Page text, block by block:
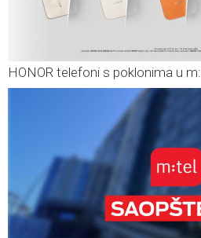
HONOR telefoni s poklonima u